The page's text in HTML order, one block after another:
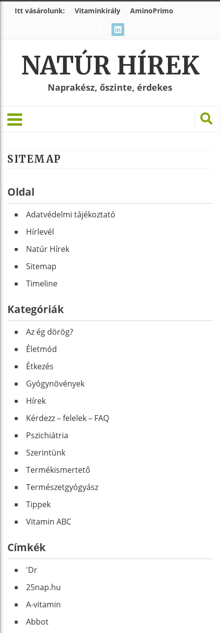
Itt vásárolunk: Vitaminkirály AminoPrimo
NATÚR HÍREK
Naprakész, őszinte, érdekes
SITEMAP
Oldal
Adatvédelmi tájékoztató
Hírlevél
Natúr Hírek
Sitemap
Timeline
Kategóriák
Az ég dörög?
Életmód
Étkezés
Gyógynövények
Hírek
Kérdezz – felelek – FAQ
Pszichiátria
Szerintünk
Termékismertető
Természetgyógyász
Tippek
Vitamin ABC
Címkék
'Dr
25nap.hu
A-vitamin
Abbot